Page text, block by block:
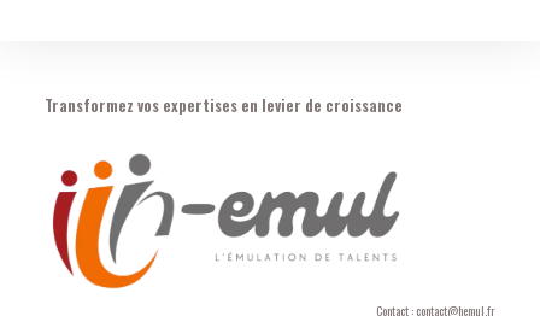
Transformez vos expertises en levier de croissance
Contact : contact@hemul.fr